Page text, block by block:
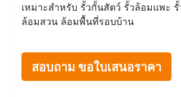
เหมาะสำหรับ รั้วกั้นสัตว์ รั้วล้อมแพะ
ล้อมสวน ล้อมพื้นที่รอบบ้าน
สอบถาม ขอใบเสนอราคา